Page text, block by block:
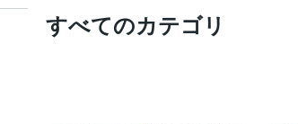
すべてのカテゴリ